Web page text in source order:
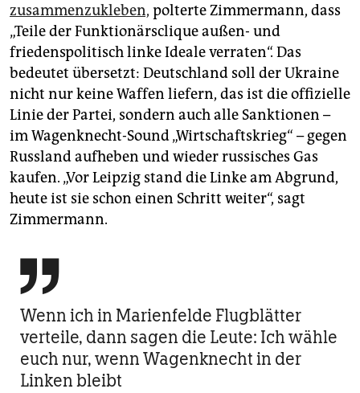
zusammenzukleben, polterte Zimmermann, dass
„Teile der Funktionärsclique außen- und
friedenspolitisch linke Ideale verraten“. Das
bedeutet übersetzt: Deutschland soll der Ukraine
nicht nur keine Waffen liefern, das ist die offizielle
Linie der Partei, sondern auch alle Sanktionen –
im Wagenknecht-Sound „Wirtschaftskrieg“ – gegen
Russland aufheben und wieder russisches Gas
kaufen. „Vor Leipzig stand die Linke am Abgrund,
heute ist sie schon einen Schritt weiter“, sagt
Zimmermann.

Wenn ich in Marienfelde Flug­blätter
verteile, dann sagen die Leute: Ich wähle
euch nur, wenn Wagenknecht in der
Linken bleibt